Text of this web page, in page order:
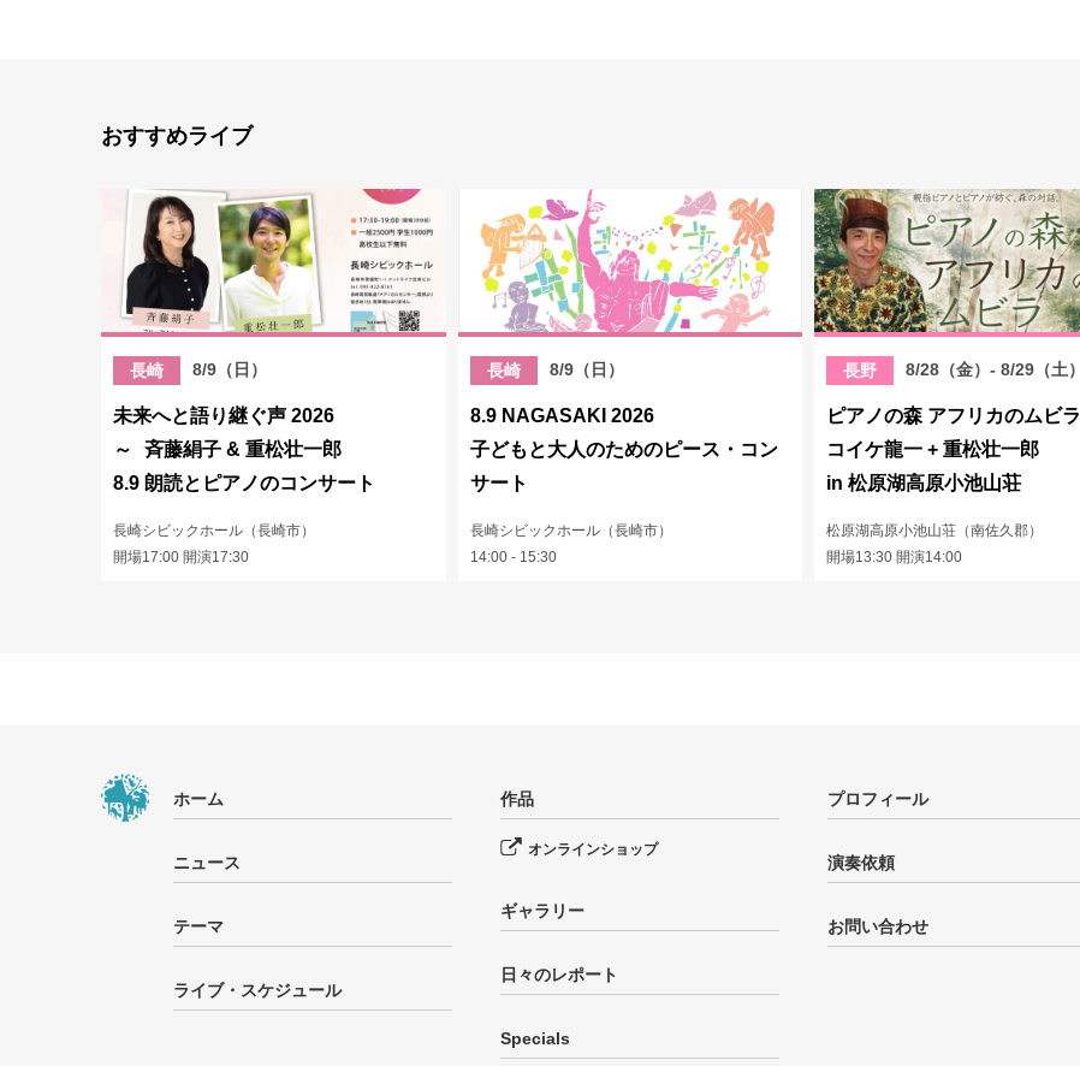
おすすめライブ
長崎 8/9（日）
未来へと語り継ぐ声 2026
～ 斉藤絹子 & 重松壮一郎
8.9 朗読とピアノのコンサート
長崎シビックホール（長崎市）
開場17:00 開演17:30
長崎 8/9（日）
8.9 NAGASAKI 2026
子どもと大人のためのピース・コン
サート
長崎シビックホール（長崎市）
14:00 - 15:30
長野 8/28（金）- 8/29（土）
ピアノの森 アフリカのムビラ
コイケ龍一 + 重松壮一郎
in 松原湖高原小池山荘
松原湖高原小池山荘（南佐久郡）
開場13:30 開演14:00
ホーム
ニュース
テーマ
ライブ・スケジュール
作品
オンラインショップ
ギャラリー
日々のレポート
Specials
プロフィール
演奏依頼
お問い合わせ